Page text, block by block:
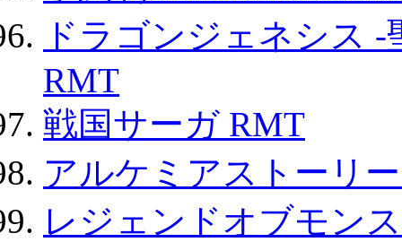
ドラゴンジェネシス
RMT
戦国サーガ RMT
アルケミアストーリ
レジェンドオブモン